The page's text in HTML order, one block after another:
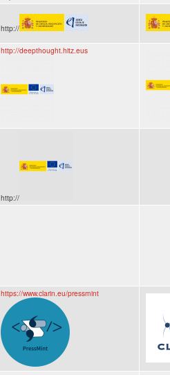
http://
http://deepthought.hitz.eus
http://
https://www.clarin.eu/pressmint